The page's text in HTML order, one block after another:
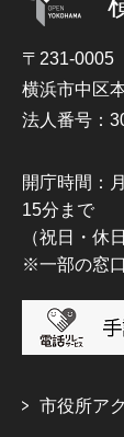
〒231-0005
横浜市中区
法人番号：
開庁時間：
15分まで
（祝日・休
※一部の窓
市役所ア